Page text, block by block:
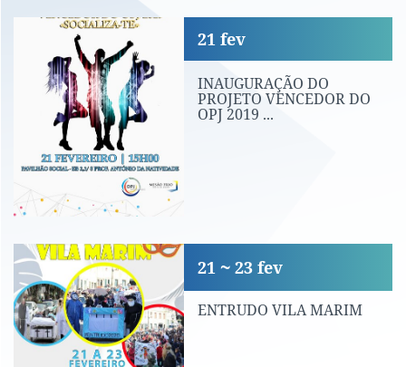
INAUGURAÇÃO DO PROJETO
INAUGURAÇÃO DO
PROJETO VENCEDOR DO
OPJ 2019 ...
21 fev
ENTRUDO VILA MARIM
ENTRUDO VILA MARIM
21 23 fev